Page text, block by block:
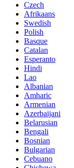
Czech
Afrikaans
Swedish
Polish
Basque
Catalan
Esperanto
Hindi
Lao
Albanian
Amharic
Armenian
Azerbaijani
Belarusian
Bengali
Bosnian
Bulgarian
Cebuano